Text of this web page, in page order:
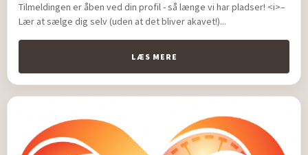
Tilmeldingen er åben ved din profil - så længe vi har pladser! <i>–
Lær at sælge dig selv (uden at det bliver akavet!)...
LÆS MERE